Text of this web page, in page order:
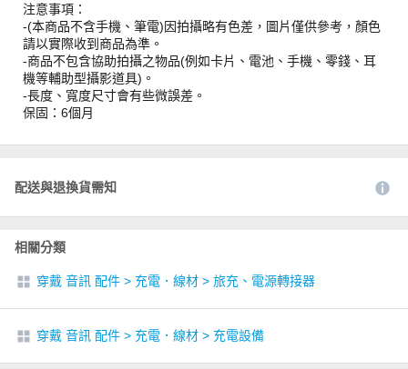
注意事項：
-(本商品不含手機、筆電)因拍攝略有色差，圖片僅供參考，顏色
請以實際收到商品為準。
-商品不包含協助拍攝之物品(例如卡片、電池、手機、零錢、耳
機等輔助型攝影道具)。
-長度、寬度尺寸會有些微誤差。
保固：6個月
配送與退換貨需知
相關分類
穿戴 音訊 配件 > 充電．線材 > 旅充、電源轉接器
穿戴 音訊 配件 > 充電．線材 > 充電設備